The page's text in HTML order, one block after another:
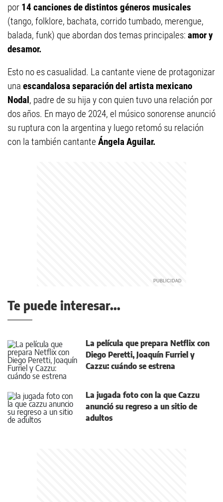
por 14 canciones de distintos géneros musicales
(tango, folklore, bachata, corrido tumbado, merengue,
balada, funk) que abordan dos temas principales: amor y
desamor.
Esto no es casualidad. La cantante viene de protagonizar
una escandalosa separación del artista mexicano
Nodal, padre de su hija y con quien tuvo una relación por
dos años. En mayo de 2024, el músico sonorense anunció
su ruptura con la argentina y luego retomó su relación
con la también cantante Ángela Aguilar.
Te puede interesar...
La película que prepara Netflix con
Diego Peretti, Joaquín Furriel y
Cazzu: cuándo se estrena
La jugada foto con la que Cazzu
anunció su regreso a un sitio de
adultos